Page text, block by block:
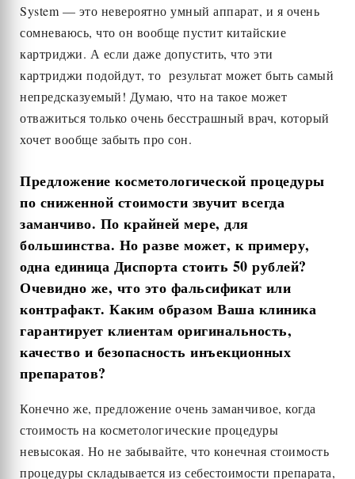
System — это невероятно умный аппарат, и я очень
сомневаюсь, что он вообще пустит китайские
картриджи. А если даже допустить, что эти
картриджи подойдут, то результат может быть самый
непредсказуемый! Думаю, что на такое может
отважиться только очень бесстрашный врач, который
хочет вообще забыть про сон.
Предложение косметологической процедуры
по сниженной стоимости звучит всегда
заманчиво. По крайней мере, для
большинства. Но разве может, к примеру,
одна единица Диспорта стоить 50 рублей?
Очевидно же, что это фальсификат или
контрафакт. Каким образом Ваша клиника
гарантирует клиентам оригинальность,
качество и безопасность инъекционных
препаратов?
Конечно же, предложение очень заманчивое, когда
стоимость на косметологические процедуры
невысокая. Но не забывайте, что конечная стоимость
процедуры складывается из себестоимости препарата,